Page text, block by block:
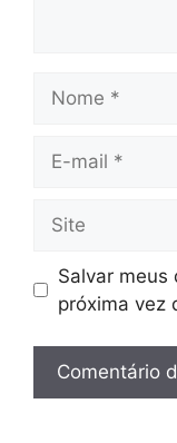
mail
Salvar meus
próxima vez